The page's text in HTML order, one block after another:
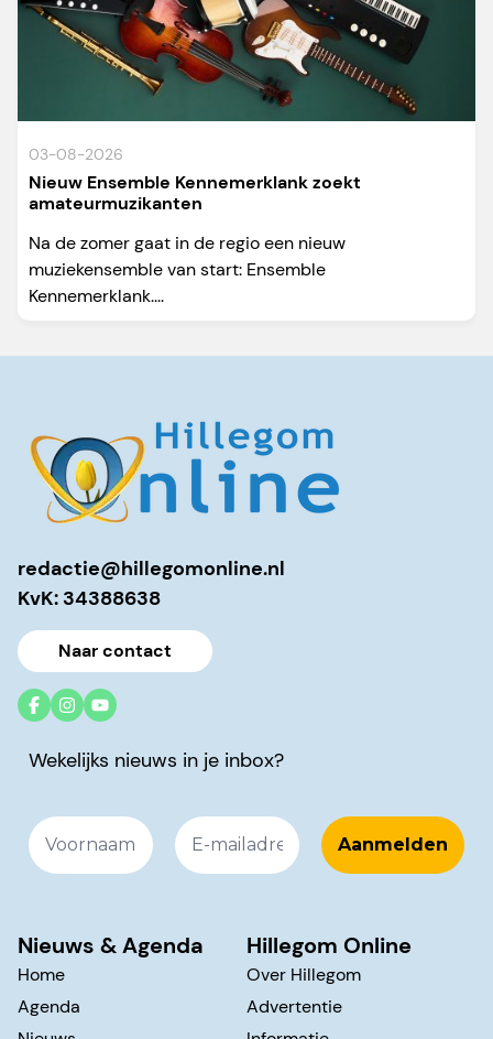
03-08-2026
Nieuw Ensemble Kennemerklank zoekt
amateurmuzikanten
Na de zomer gaat in de regio een nieuw
muziekensemble van start: Ensemble
Kennemerklank....
redactie@hillegomonline.nl
KvK: 34388638
Naar contact
Wekelijks nieuws in je inbox?
Nieuws & Agenda
Home
Agenda
Hillegom Online
Over Hillegom
Advertentie